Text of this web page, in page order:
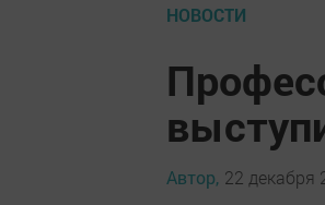
НОВОСТИ
Автор, 22 декабря